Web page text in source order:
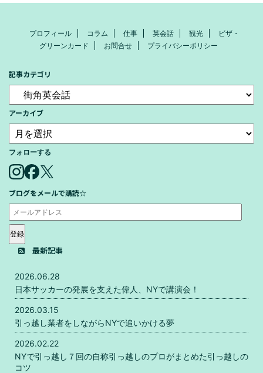
プロフィール コラム 仕事 英会話 観光
ビザ・
グリーンカード
お問合せ プライバシーポリシー
記事カテゴリ
アーカイブ
フォローする
ブログをメールで購読☆
登録
最新記事
2026.06.28
日本サッカーの発展を支えた偉人、NYで講演会！
2026.03.15
引っ越し業者をしながらNYで追いかける夢
2026.02.22
NYで引っ越し７回の自称引っ越しのプロがまとめた引っ越しの
コツ